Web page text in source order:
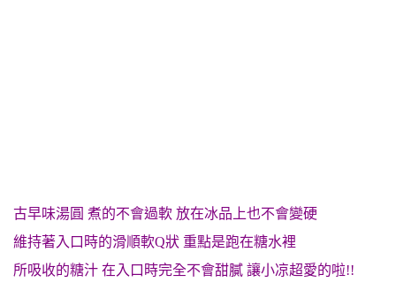
古早味湯圓 煮的不會過軟 放在冰品上也不會變硬
維持著入口時的滑順軟Q狀 重點是跑在糖水裡
所吸收的糖汁 在入口時完全不會甜膩 讓小凉超愛的啦!!